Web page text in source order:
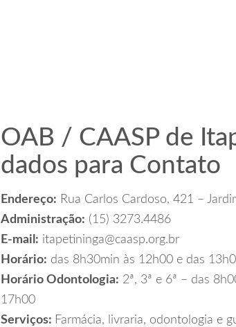
OAB / CAASP de
dados para Contato
Endereço: Rua Carlos Cardoso, 421 –
Administração: (15) 3273.4486
E-mail: itapetininga@caasp.org.br
Horário: das 8h30min às 12h00 e das
Horário Odontologia: 2ª, 3ª e 6ª – das
17h00
Serviços: Farmácia, livraria, odontologia e